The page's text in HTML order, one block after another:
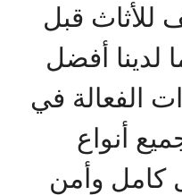
للأثاث قبل
لدينا أفضل
الفعالة في
أنواع
وأمن